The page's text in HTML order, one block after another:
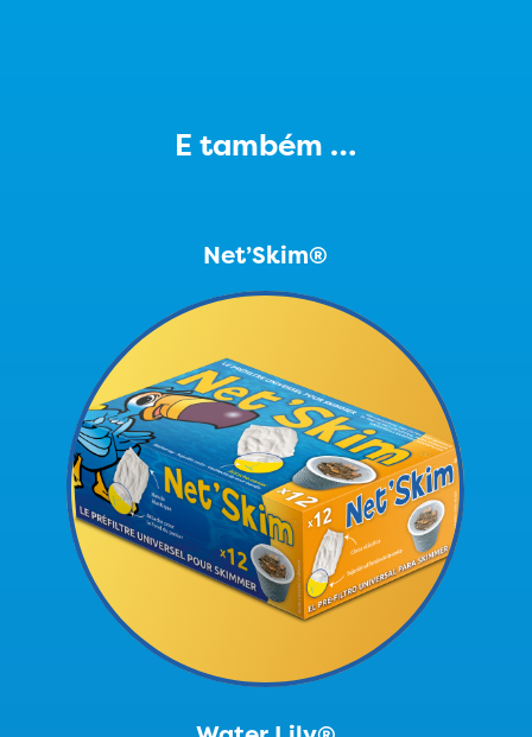
E também …
Net’Skim®